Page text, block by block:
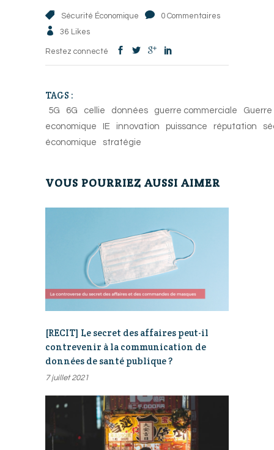
Sécurité Économique
0 Commentaires
36 Likes
Restez connecté
TAGS :
5G 6G cellie données guerre commerciale
Guerre
economique
IE innovation puissance réputation
économique
stratégie
VOUS POURRIEZ AUSSI AIMER
[RECIT] Le secret des affaires peut-il
contrevenir à la communication de
données de santé publique ?
7 juillet 2021